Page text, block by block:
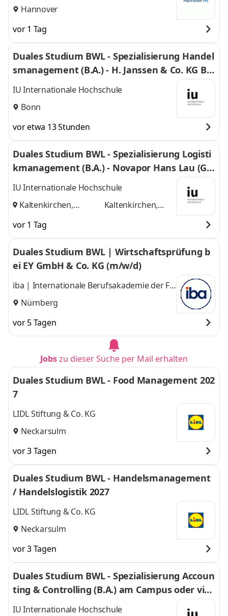
Hannover
vor 1 Tag
Duales Studium BWL - Spezialisierung Handel
smanagement (B.A.) - H. Janssen & Co. KG Bo
nn
IU Internationale Hochschule
Bonn
vor etwa 13 Stunden
Duales Studium BWL - Spezialisierung Logisti
kmanagement (B.A.) - Novapor Hans Lau (G
mbH & Co) KG
IU Internationale Hochschule
Kaltenkirchen,
Kaltenkirchen,
vor 1 Tag
Duales Studium BWL | Wirtschaftsprüfung b
ei EY GmbH & Co. KG (m/w/d)
iba | Internationale Berufsakademie der F +
U Unternehmensgruppe gGmbH
Nürnberg
vor 5 Tagen
Jobszu dieser Suche per Mail erhalten
Duales Studium BWL - Food Management 202
7
LIDL Stiftung & Co. KG
Neckarsulm
vor 3 Tagen
Duales Studium BWL - Handelsmanagement
/ Handelslogistik 2027
LIDL Stiftung & Co. KG
Neckarsulm
vor 3 Tagen
Duales Studium BWL - Spezialisierung Accoun
ting & Controlling (B.A.) am Campus oder virt
uell
IU Internationale Hochschule